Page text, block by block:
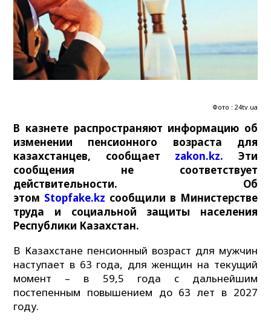
Фото : 24tv.ua
В казнете распространяют информацию об
изменении пенсионного возраста для
казахстанцев, сообщает zakon.kz. Эти
сообщения не соответствует
действительности. Об
этом Stopfake.kz сообщили в Министерстве
труда и социальной защиты населения
Республики Казахстан.
В Казахстане пенсионный возраст для мужчин
наступает в 63 года, для женщин на текущий
момент – в 59,5 года с дальнейшим
постепенным повышением до 63 лет в 2027
году.